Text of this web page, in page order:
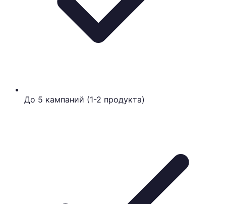
До 5 кампаний (1-2 продукта)